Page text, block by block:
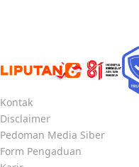
Kontak
Disclaimer
Pedoman Media Siber
Form Pengaduan